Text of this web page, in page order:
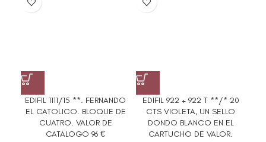
EDIFIL 1111/15 **. FERNANDO
EL CATOLICO. BLOQUE DE
CUATRO. VALOR DE
CATALOGO 96 €
EDIFIL 922 + 922 T **/* 20
CTS VIOLETA, UN SELLO
DONDO BLANCO EN EL
CARTUCHO DE VALOR.